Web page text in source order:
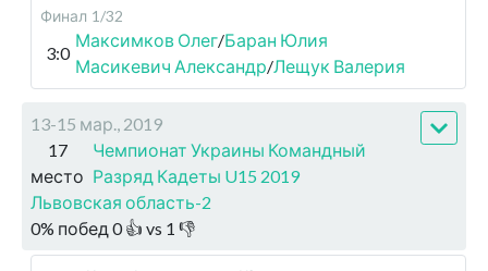
Финал 1/32
3:0
Максимков Олег/Баран Юлия
Масикевич Александр/Лещук Валерия
13-15 мар., 2019
17
место
Чемпионат Украины Командный
Разряд Кадеты U15 2019
Львовская область-2
0% побед 0👍 vs 1 👎